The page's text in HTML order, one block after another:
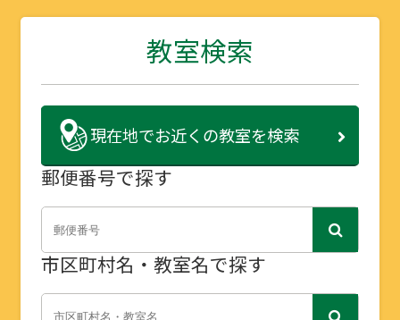
教室検索
現在地でお近くの教室を検索
郵便番号で探す
市区町村名・教室名で探す